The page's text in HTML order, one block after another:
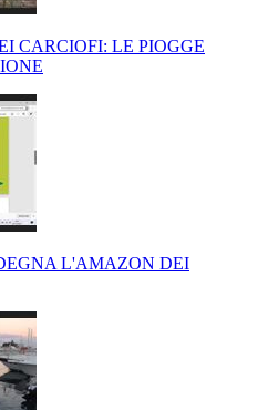
CARCIOFI: LE PIOGGE
L'AMAZON DEI